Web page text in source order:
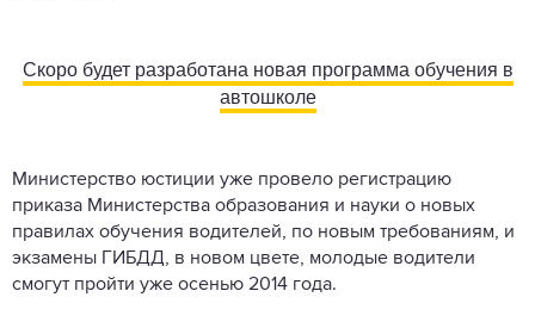
Скоро будет разработана новая программа обучения в
автошколе
Министерство юстиции уже провело регистрацию
приказа Министерства образования и науки о новых
правилах обучения водителей, по новым требованиям, и
экзамены ГИБДД, в новом цвете, молодые водители
смогут пройти уже осенью 2014 года.